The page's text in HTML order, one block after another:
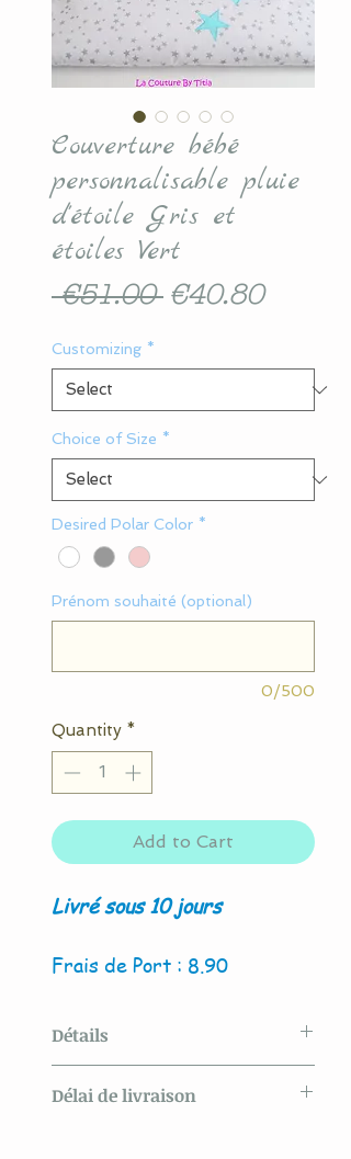
Couverture bébé
personnalisable pluie
d'étoile Gris et
étoiles Vert
€51.00 Regular
€40.80Sale
Customizing *
Choice of Size *
Desired Polar Color *
Prénom souhaité (optional)
0/500
Quantity *
Add to Cart
Livré sous 10 jours
Frais de Port : 8.90
Détails
Couture By Titia
Délai de livraison